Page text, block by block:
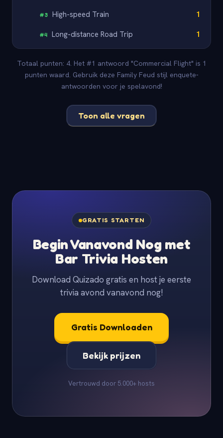
#3 High-speed Train 1
#4 Long-distance Road Trip 1
Totaal punten: 4. Het #1 antwoord "Commercial Flight" is 1
punten waard. Gebruik deze Family Feud stijl enquete-
antwoorden voor je spelavond!
Toon alle vragen
GRATIS STARTEN
Begin Vanavond Nog met
Bar Trivia Hosten
Download Quizado gratis en host je eerste
trivia avond vanavond nog!
Gratis Downloaden
Bekijk prijzen
Vertrouwd door 5.000+ hosts